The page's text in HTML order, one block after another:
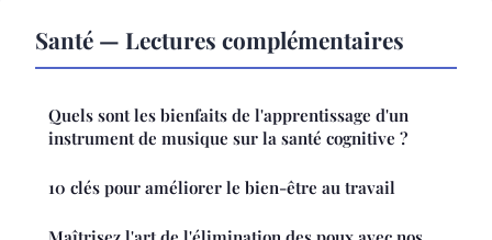
Santé — Lectures complémentaires
Quels sont les bienfaits de l'apprentissage d'un
instrument de musique sur la santé cognitive ?
10 clés pour améliorer le bien-être au travail